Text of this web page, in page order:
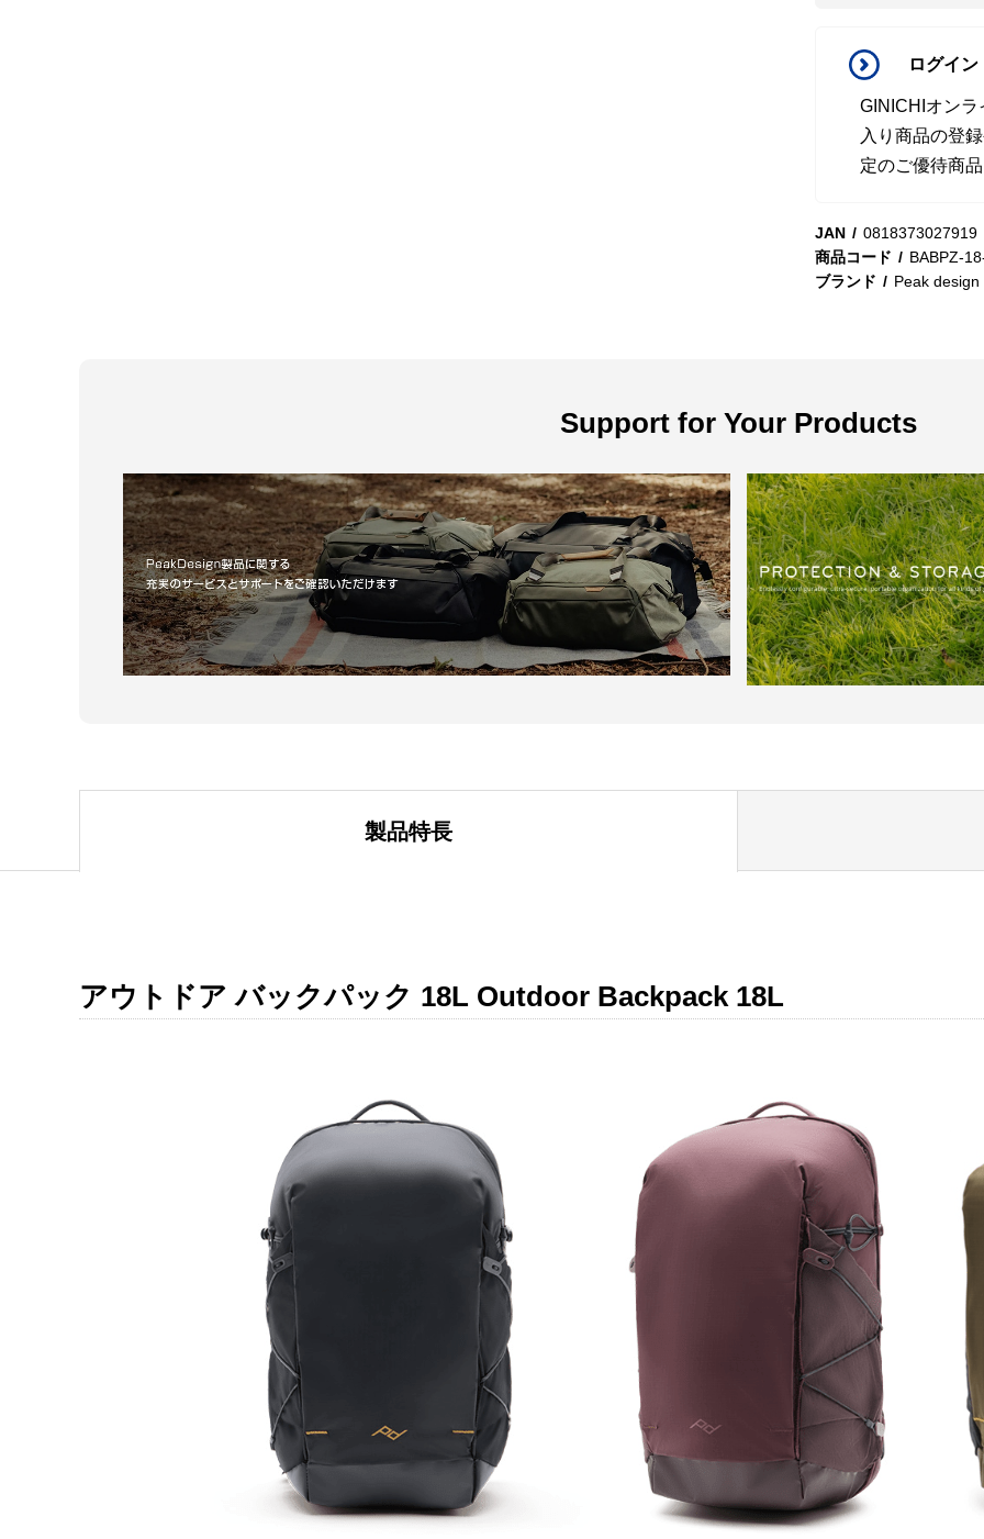
ログイ
GINICHIオン
入り商品の登
定のご優待商
JAN
0818373027919
商品コード
BABPZ-
ブランド
Peak design
Support for Your Products
製品特長
アウトドア バックパック 18L Outdoor Backpack 18L